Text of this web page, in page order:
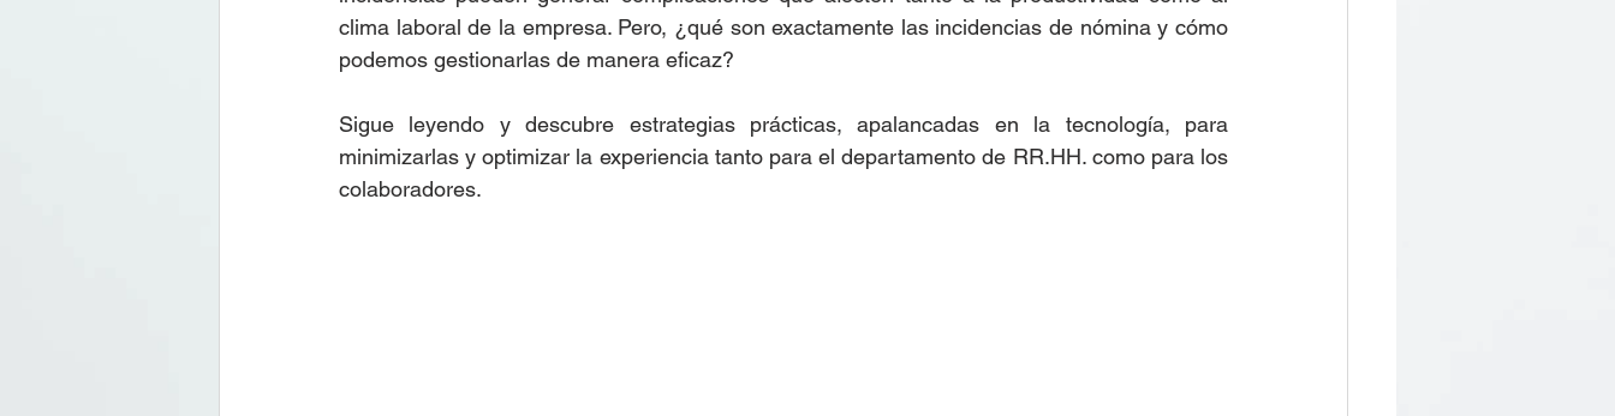
clima laboral de la empresa. Pero, ¿qué son exactamente las incidencias de nómina y cómo
podemos gestionarlas de manera eficaz?
Sigue leyendo y descubre estrategias prácticas, apalancadas en la tecnología, para
minimizarlas y optimizar la experiencia tanto para el departamento de RR.HH. como para los
colaboradores.